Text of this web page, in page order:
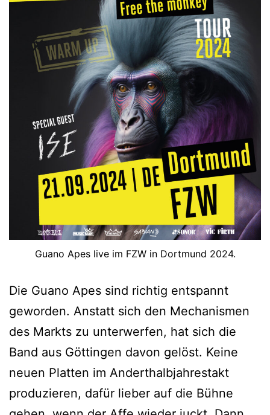
Guano Apes live im FZW in Dortmund 2024.
Die Guano Apes sind richtig entspannt
geworden. Anstatt sich den Mechanismen
des Markts zu unterwerfen, hat sich die
Band aus Göttingen davon gelöst. Keine
neuen Platten im Anderthalbjahrestakt
produzieren, dafür lieber auf die Bühne